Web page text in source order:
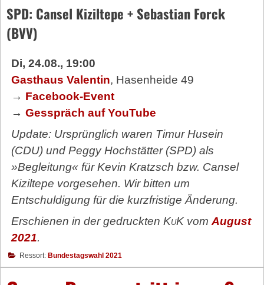
SPD: Cansel Kiziltepe + Sebastian Forck
(BVV)
Di, 24.08., 19:00
Gasthaus Valentin, Hasenheide 49
→ Facebook-Event
→ Gesspräch auf YouTube
Update: Ursprünglich waren Timur Husein
(CDU) und Peggy Hochstätter (SPD) als
»Begleitung« für Kevin Kratzsch bzw. Cansel
Kiziltepe vorgesehen. Wir bitten um
Entschuldigung für die kurzfristige Änderung.
Erschienen in der gedruckten KuKvom August
2021.
Ressort: Bundestagswahl 2021